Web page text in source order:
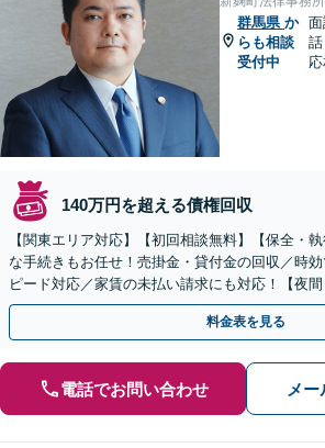
群馬県 か
らも相談
受付中
140万円を超える債権回収
【関東エリア対応】【初回相談無料】【保全・
な手続きもお任せ！売掛金・貸付金の回収／時
ピード対応／家賃の未払い請求にも対応！【夜
全個室】
料金表を見る
電話でお問い合わせ メ